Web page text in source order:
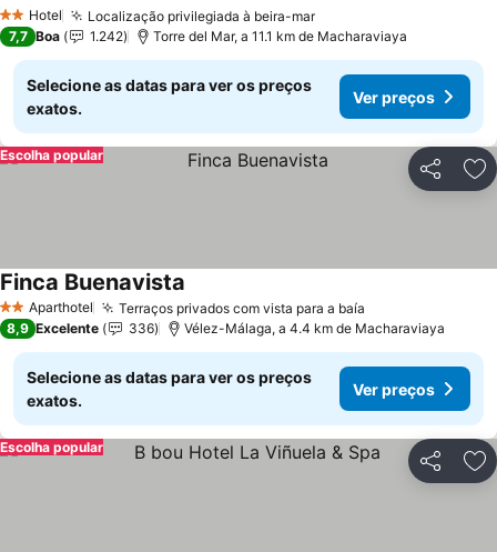
2 Estrelas
Hotel Localização privilegiada à beira-marVer preços
7,7 Boa 1.242 Torre del Mar, a 11.1 km de Macharaviaya
Selecione as datas para ver os preços
exatos.
Ver preços
Partilhar
Escolha popular
2 EstrelasAparthotel Terraços privados com vista para a baía
Finca Buenavista
8,9 Excelente 336 Vélez-Málaga, a 4.4 km de Macharaviaya
Selecione as datas para ver os preços
exatos.
Ver preços
Partilhar
Escolha popular